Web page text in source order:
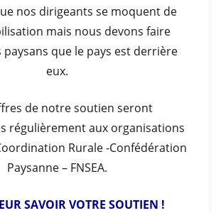
nos dirigeants se moquent de
mais nous devons faire
paysans que le pays est derrière
eux.
de notre soutien seront
régulièrement aux organisations
Rurale -Confédération
Paysanne – FNSEA.
SAVOIR VOTRE SOUTIEN !